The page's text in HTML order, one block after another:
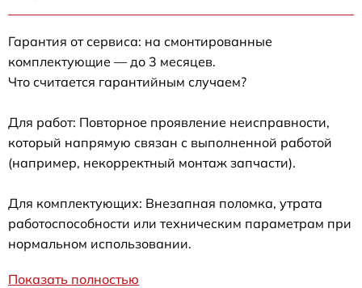
Гарантия от сервиса: на смонтированные
комплектующие — до 3 месяцев.
Что считается гарантийным случаем?
Для работ: Повторное проявление неисправности,
который напрямую связан с выполненной работой
(например, некорректный монтаж запчасти).
Для комплектующих: Внезапная поломка, утрата
работоспособности или техническим параметрам при
нормальном использовании.
Показать полностью